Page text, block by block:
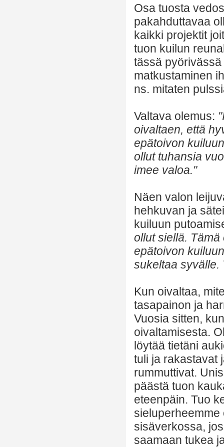
Osa tuosta
pakahduttavaa
kaikki projektit
tuon kuilun
tässä
matkustaminen
ns. mitaten
Valtava olemus:
oivaltaen, että
epätoivon
ollut tuhansia
imee valoa."
Näen valon
hehkuvan ja
kuiluun
ollut siellä.
epätoivon
sukeltaa syvälle.
Kun oivaltaa,
tasapainon ja
Vuosia sitten,
oivaltamisesta.
löytää tietäni
tuli ja rakastavat
rummuttivat.
päästä tuon
eteenpäin. Tuo
sisäverkossa,
saamaan tukea